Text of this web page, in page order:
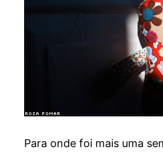
Para onde foi mais uma